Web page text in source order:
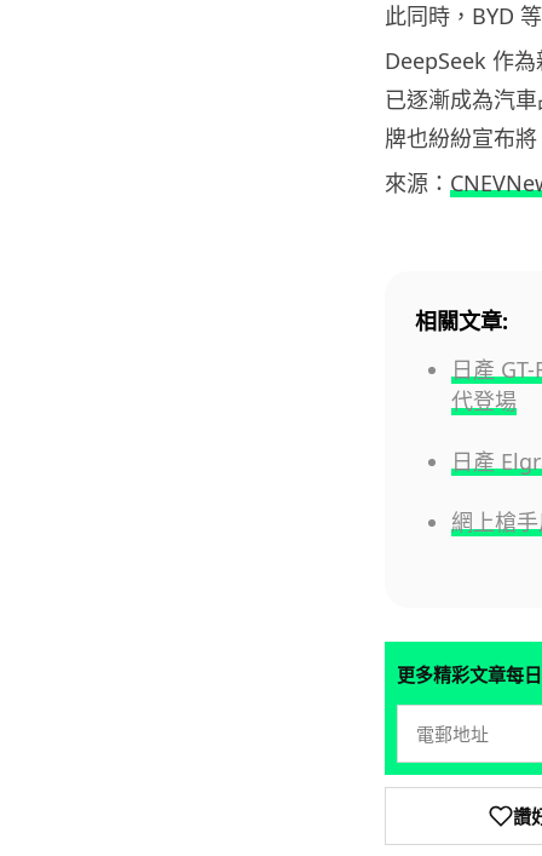
此同時，BYD
DeepSeek 作
已逐漸成為汽
牌也紛紛宣布
來源：
相關文章:
日產
代登場
日產
網上槍
更多精彩文章每
讚